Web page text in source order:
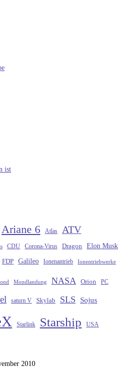
ist
Ariane 6 Atlas ATV
CDU Corona-Virus Dragon Elon Musk
FDP Galileo Ionenantrieb Ionentriebwerke
Mondlandung NASA Orion PC
saturn V Skylab SLS Sojus
Starlink Starship USA
2010